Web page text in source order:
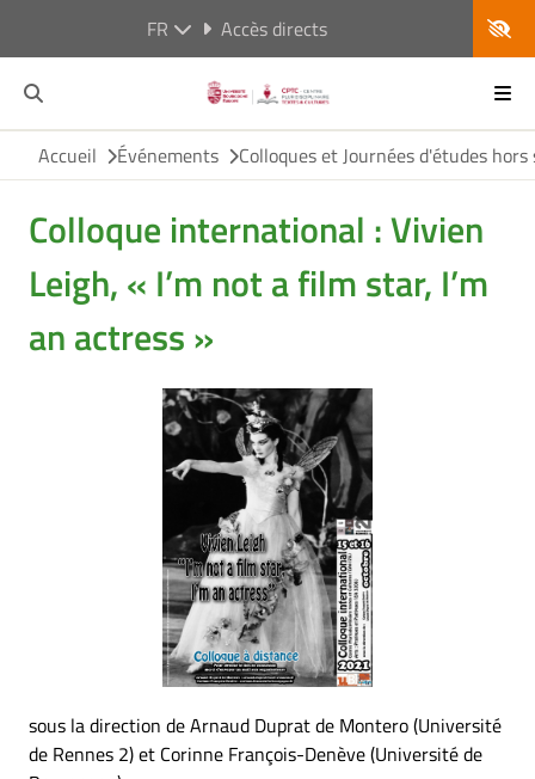
FR Accès directs
Accueil Événements Colloques et Journées d'études
Colloque international : Vivien
Leigh, « I’m not a film star, I’m
an actress »
sous la direction de Arnaud Duprat de Montero (Université
de Rennes 2) et Corinne François-Denève (Université de